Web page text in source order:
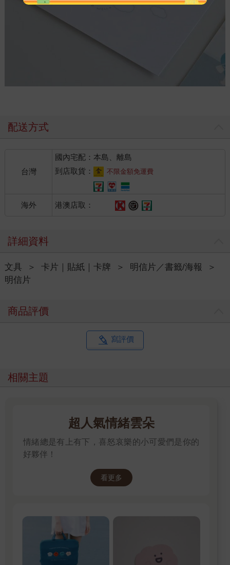
配送方式
台灣
國內宅配：本島、離島
到店取貨：
不限金額免運費
海外 港澳店取：
詳細資料
文具 ＞ 卡片｜貼紙｜卡牌 ＞ 明信片／書籤/海報
＞
明信片
商品評價
寫評價
相關主題
超人氣情緒雲朵
情緒總是有上有下，喜怒哀樂的小可愛們是你的
好夥伴！
看更多